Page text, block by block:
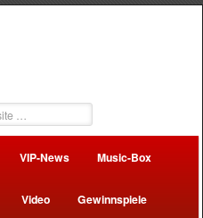
VIP-News Music-Box
Video Gewinnspiele